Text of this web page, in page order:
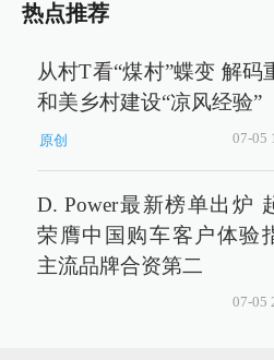
热点推荐
从村T看“煤村”蝶变 解码
和美乡村建设“凉风经验”
原创 07-05
D. Power最新榜单出炉
荣膺中国购车客户体验
主流品牌合资第二
07-05